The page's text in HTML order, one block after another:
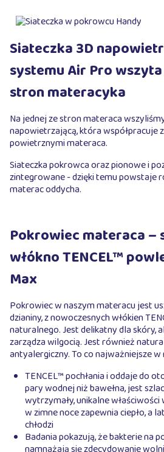
Siateczka 3D
systemu Air Pro
stron materacyka
Na jednej ze stron materaca
napowietrzającą, która współpracuje
powietrznymi materaca.
Siateczka pokrowca oraz pionowe i
zintegrowane - dzięki temu powstaje
materac oddycha.
Pokrowiec materaca –
włókno TENCEL™
Max
Pokrowiec w naszym materacu jest
dzianiny, z nowoczesnych włókien
naturalnego. Jest delikatny dla skóry,
zarządza wilgocią. Jest również
antyalergiczny. To co najważniejsze
TENCEL™ pochłania i oddaje do
pary wodnej niż bawełna, jest
wytrzymały, unikalne właściwości
w zimne noce zapewnia ciepło, a
chłodzi
Badania pokazują, że bakterie na